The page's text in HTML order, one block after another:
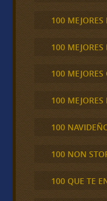
100
100
100 MEJORES
100 MEJORES
100
100 NON
100 QUE TE